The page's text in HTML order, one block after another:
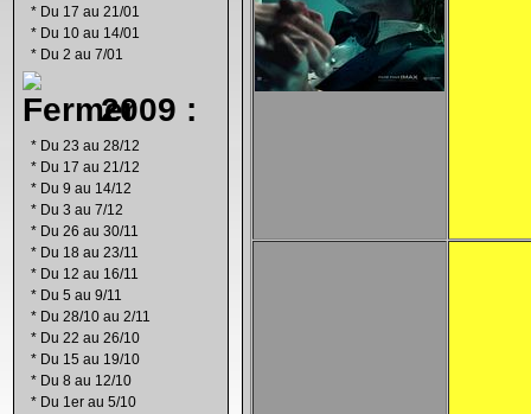
* Du 17 au 21/01
* Du 10 au 14/01
* Du 2 au 7/01
2009 :
* Du 23 au 28/12
* Du 17 au 21/12
* Du 9 au 14/12
* Du 3 au 7/12
* Du 26 au 30/11
* Du 18 au 23/11
* Du 12 au 16/11
* Du 5 au 9/11
* Du 28/10 au 2/11
* Du 22 au 26/10
* Du 15 au 19/10
* Du 8 au 12/10
* Du 1er au 5/10